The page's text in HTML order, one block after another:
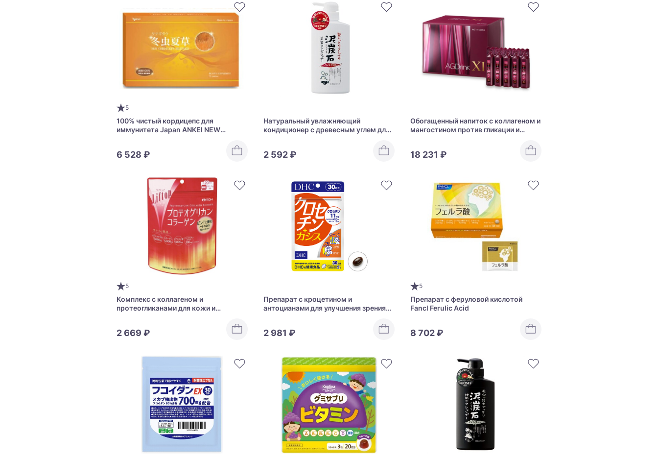
5
100% чистый кордицепс для
иммунитета Japan ANKEI NEW
6 528 ₽
Натуральный увлажняющий
кондиционер с древесным углем для
2 592 ₽
Обогащенный напиток с коллагеном и
мангостином против гликации и
18 231 ₽
5
Комплекс с коллагеном и
протеогликанами для кожи и
2 669 ₽
Препарат с кроцетином и
антоцианами для улучшения зрения
2 981 ₽
5
Препарат с феруловой кислотой
Fancl Ferulic Acid
8 702 ₽